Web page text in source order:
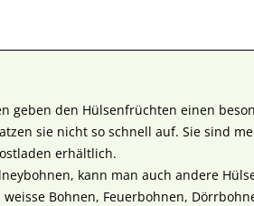
geben den Hülsenfrüchten einen
sie nicht so schnell auf. Sie sind
erhältlich.
kann man auch andere
weisse Bohnen, Feuerbohnen,